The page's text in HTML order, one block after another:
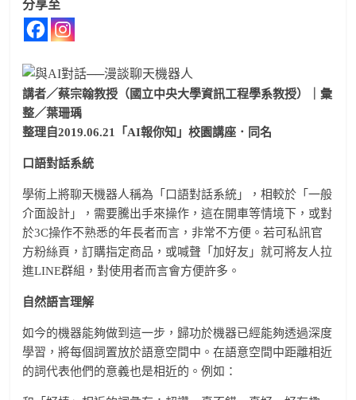
分享至
講者／蔡宗翰教授（國立中央大學資訊工程學系教授）｜彙
整／葉珊瑀
整理自2019.06.21「AI報你知」校園講座．同名
口語對話系統
學術上將聊天機器人稱為「口語對話系統」，相較於「一般
介面設計」，需要騰出手來操作，這在開車等情境下，或對
於3C操作不熟悉的年長者而言，非常不方便。若可私訊官
方粉絲頁，訂購指定商品，或喊聲「加好友」就可將友人拉
進LINE群組，對使用者而言會方便許多。
自然語言理解
如今的機器能夠做到這一步，歸功於機器已經能夠透過深度
學習，將每個詞置放於語意空間中。在語意空間中距離相近
的詞代表他們的意義也是相近的。例如：